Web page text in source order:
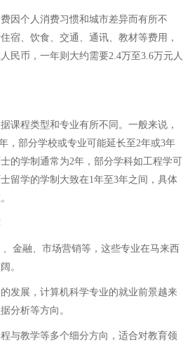
因个人消费习惯和城市差异而有所不
宿、饮食、交通、通讯、教材等费用，
民币，一年则大约需要2.4万至3.6万元人
课程类型和专业有所不同。一般来说，
，部分学校或专业可能延长至2年或3年
的学制通常为2年，部分学科如工程学可
留学的学制大致在1年至3年之间，具体
金融、市场营销等，这些专业在马来西
。
发展，计算机科学专业的就业前景越来
分析等方向。
与教学等多个细分方向，适合对教育领